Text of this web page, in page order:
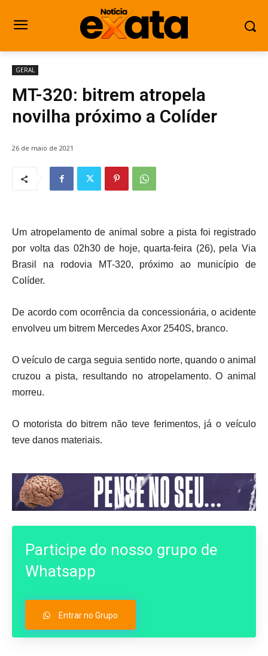
GERAL
MT-320: bitrem atropela
novilha próximo a Colíder
26 de maio de 2021
Um atropelamento de animal sobre a pista foi registrado
por volta das 02h30 de hoje, quarta-feira (26), pela Via
Brasil na rodovia MT-320, próximo ao município de
Colíder.
De acordo com ocorrência da concessionária, o acidente
envolveu um bitrem Mercedes Axor 2540S, branco.
O veículo de carga seguia sentido norte, quando o animal
cruzou a pista, resultando no atropelamento. O animal
morreu.
O motorista do bitrem não teve ferimentos, já o veículo
teve danos materiais.
Participe do nosso grupo de
Whatsapp
Entrar no Grupo